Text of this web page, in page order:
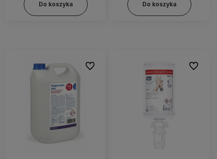
Do koszyka Do koszyka
Do ulubionych Do